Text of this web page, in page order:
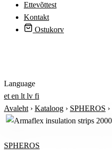
Ettevõttest
Kontakt
Ostukorv
Language
et en lt lv fi
Avaleht › Kataloog › SPHEROS ›
SPHEROS